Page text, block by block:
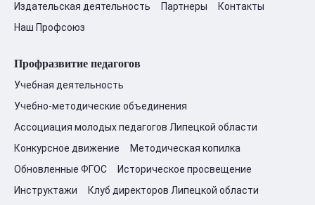
Издательская деятельность
Партнеры
Контакты
Наш Профсоюз
Профразвитие педагогов
Учебная деятельность
Учебно-методические объединения
Ассоциация молодых педагогов Липецкой области
Конкурсное движение
Методическая копилка
Обновленные ФГОС
Историческое просвещение
Инструктажи
Клуб директоров Липецкой области